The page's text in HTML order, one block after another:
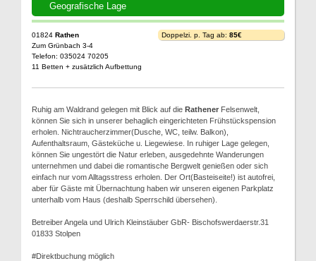
Geografische Lage
01824 Rathen
Zum Grünbach 3-4
Telefon: 035024 70205
11 Betten + zusätzlich Aufbettung
Doppelzi. p. Tag ab: 85€
Ruhig am Waldrand gelegen mit Blick auf die Rathener Felsenwelt,
können Sie sich in unserer behaglich eingerichteten Frühstückspension
erholen. Nichtraucherzimmer(Dusche, WC, teilw. Balkon),
Aufenthaltsraum, Gästeküche u. Liegewiese. In ruhiger Lage gelegen,
können Sie ungestört die Natur erleben, ausgedehnte Wanderungen
unternehmen und dabei die romantische Bergwelt genießen oder sich
einfach nur vom Alltagsstress erholen. Der Ort(Basteiseite!) ist autofrei,
aber für Gäste mit Übernachtung haben wir unseren eigenen Parkplatz
unterhalb vom Haus (deshalb Sperrschild übersehen).
Betreiber Angela und Ulrich Kleinstäuber GbR- Bischofswerdaerstr.31
01833 Stolpen
#Direktbuchung möglich